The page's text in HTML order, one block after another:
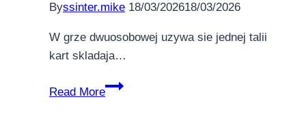
Byssinter.mike 18/03/202618/03/2026
W grze dwuosobowej uzywa sie jednej talii
kart skladaja…
Read More
Na